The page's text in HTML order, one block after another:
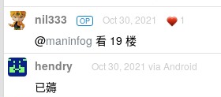
nil333 OP Oct 30, 2021 1
@maninfog 看 19 楼
hendry Oct 30, 2021 via Android
已薅